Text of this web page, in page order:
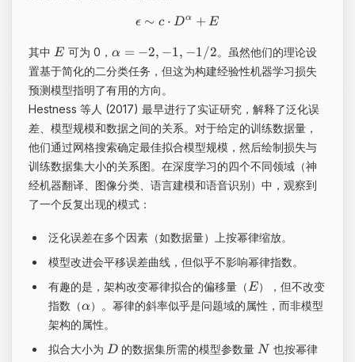
ϵ ∼ c ⋅ Dα + E
其中 E 可为 0， α = −2, −1, −1/2。虽然他们的理论设
置基于简化的二分类任务，但这为构建经验性机器学习损失
预测模型指明了有用的方向。
Hestness 等人 (2017) 最早进行了实证研究，解释了泛化误
差、模型规模和数据之间的关系。对于给定的训练数据量，
他们通过网格搜索确定最佳拟合模型规模，然后绘制损失与
训练数据集大小的关系图。在深度学习的四个不同领域（神
经机器翻译、图像分类、语言建模和语音识别）中，观察到
了一个反复出现的模式：
泛化误差在多个因素（如数据量）上按幂律缩放。
模型改进会平移误差曲线，但似乎不影响幂律指数。
有趣的是，架构改变幂律拟合的偏移量（E），但不改变
指数（α）。幂律的斜率似乎是问题域的属性，而非模型
架构的属性。
拟合大小为 D的数据集所需的模型参数量 N 也按幂律